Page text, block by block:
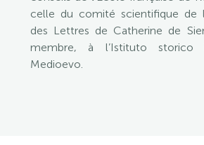
celle du comité scientifique de
des Lettres de Catherine de
membre, à l’Istituto
Medioevo.